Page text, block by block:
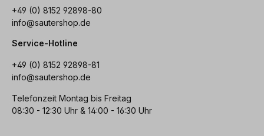
+49 (0) 8152 92898-80
info@sautershop.de
Service-Hotline
+49 (0) 8152 92898-81
info@sautershop.de
Telefonzeit Montag bis Freitag
08:30 - 12:30 Uhr & 14:00 - 16:30 Uhr